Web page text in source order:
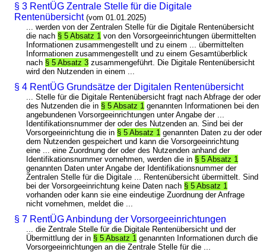
§ 3 RentÜG Zentrale Stelle für die Digitale
Rentenübersicht (vom 01.01.2025)
... werden von der Zentralen Stelle für die Digitale Rentenübersicht
die nach § 5 Absatz 1 von den Vorsorgeeinrichtungen übermittelten
Informationen zusammengestellt und zu einem ... übermittelten
Informationen zusammengestellt und zu einem Gesamtüberblick
nach § 5 Absatz 3 zusammengeführt. Die Digitale Rentenübersicht
wird den Nutzenden in einem ...
§ 4 RentÜG Grundsätze der Digitalen Rentenübersicht
... Stelle für die Digitale Rentenübersicht fragt nach Abfrage der oder
des Nutzenden die in § 5 Absatz 1 genannten Informationen bei den
angebundenen Vorsorgeeinrichtungen unter Angabe der ...
Identifikationsnummer der oder des Nutzenden an. Sind bei der
Vorsorgeeinrichtung die in § 5 Absatz 1 genannten Daten zu der oder
dem Nutzenden gespeichert und kann die Vorsorgeeinrichtung
eine ... eine Zuordnung der oder des Nutzenden anhand der
Identifikationsnummer vornehmen, werden die in § 5 Absatz 1
genannten Daten unter Angabe der Identifikationsnummer der
Zentralen Stelle für die Digitale ... Rentenübersicht übermittelt. Sind
bei der Vorsorgeeinrichtung keine Daten nach § 5 Absatz 1
vorhanden oder kann sie eine eindeutige Zuordnung der Anfrage
nicht vornehmen, meldet die ...
§ 7 RentÜG Anbindung der Vorsorgeeinrichtungen
... die Zentrale Stelle für die Digitale Rentenübersicht und der
Übermittlung der in § 5 Absatz 1 genannten Informationen durch die
Vorsorgeeinrichtungen an die Zentrale Stelle für die ...